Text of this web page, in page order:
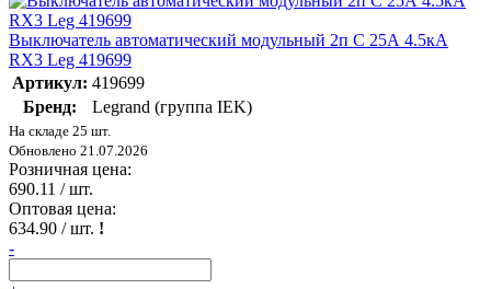
Выключатель автоматический модульный 2п C 25А 4.5кА
RX3 Leg 419699
Артикул: 419699
Бренд:
Legrand (группа IEK)
На складе 25 шт.
Обновлено 21.07.2026
Розничная цена:
690.11 / шт.
Оптовая цена:
634.90 / шт. !
-